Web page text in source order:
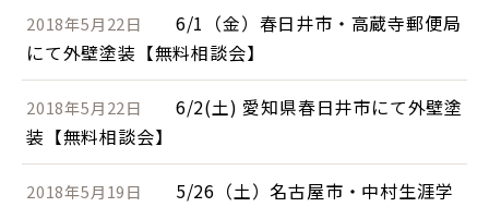
2018年5月22日
6/1（金）春日井市・高蔵寺郵便局
にて外壁塗装【無料相談会】
2018年5月22日
6/2(土) 愛知県春日井市にて外壁塗
装【無料相談会】
2018年5月19日
5/26（土）名古屋市・中村生涯学